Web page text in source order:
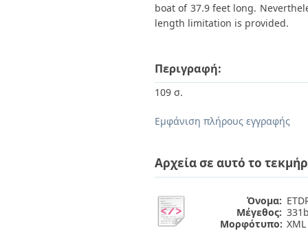
boat of 37.9 feet long.
length limitation is provided.
Περιγραφή:
109 σ.
Εμφάνιση πλήρους εγγραφής
Αρχεία σε αυτό το
Όνομα:
Μέγεθος:
Μορφότυπο: XML